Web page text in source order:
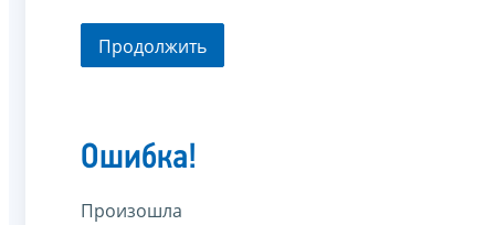
Продолжить
Ошибка!
Произошла